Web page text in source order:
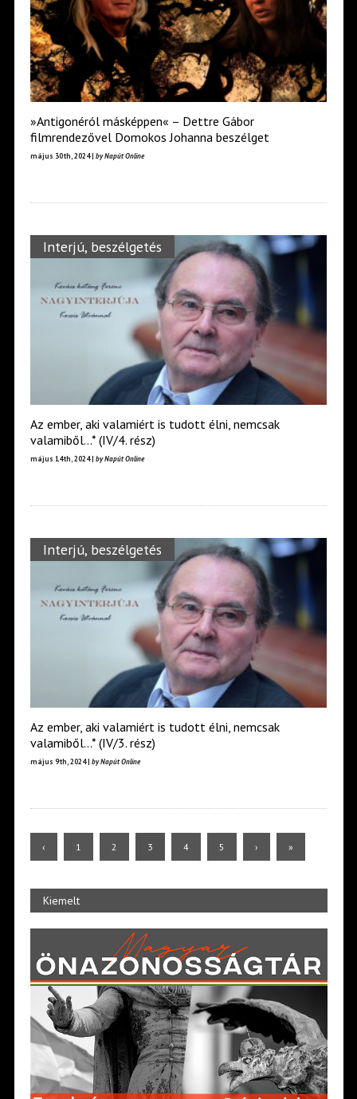
»Antigonéról másképpen« – Dettre Gábor
filmrendezővel Domokos Johanna beszélget
május 30th, 2024 | by Napút Online
Interjú, beszélgetés
Az ember, aki vala­miért is tudott élni, nemcsak
valamiből…* (IV/4. rész)
május 14th, 2024 | by Napút Online
Interjú, beszélgetés
Az ember, aki vala­miért is tudott élni, nemcsak
valamiből…* (IV/3. rész)
május 9th, 2024 | by Napút Online
‹ 1 2 3 4 5 › »
Kiemelt